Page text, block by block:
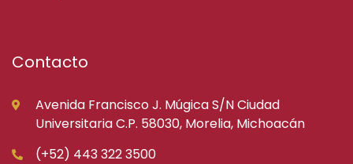
Contacto
Avenida Francisco J. Múgica S/N Ciudad
Universitaria C.P. 58030, Morelia, Michoacán
(+52) 443 322 3500